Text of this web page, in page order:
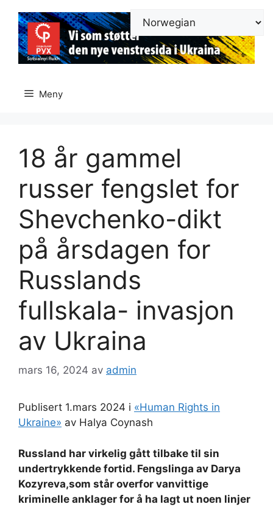
innhold
Meny
18 år gammel
russer fengslet for
Shevchenko-dikt
på årsdagen for
Russlands
fullskala- invasjon
av Ukraina
mars 16, 2024 av admin
Publisert 1.mars 2024 i «Human Rights in
Ukraine» av Halya Coynash
Russland har virkelig gått tilbake til sin
undertrykkende fortid. Fengslinga av Darya
Kozyreva,som står overfor vanvittige
kriminelle anklager for å ha lagt ut noen linjer